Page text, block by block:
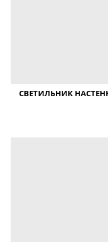
СВЕТИЛЬНИК